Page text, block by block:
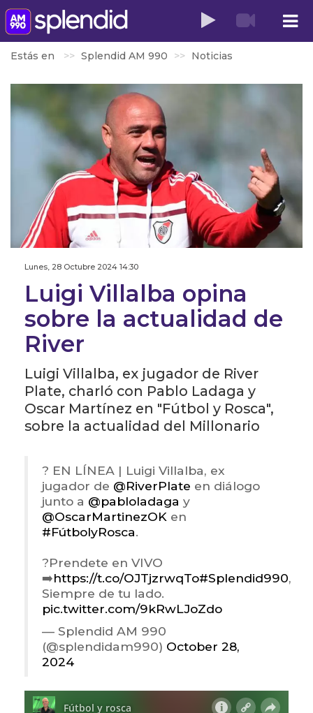
Estás en Splendid AM 990 Noticias
Lunes, 28 Octubre 2024 14:30
Luigi Villalba opina
sobre la actualidad de
River
Luigi Villalba, ex jugador de River
Plate, charló con Pablo Ladaga y
Oscar Martínez en "Fútbol y Rosca",
sobre la actualidad del Millonario
? EN LÍNEA | Luigi Villalba, ex
jugador de @RiverPlate en diálogo
junto a @pabloladaga y
@OscarMartinezOK en
#FútbolyRosca.
?Prendete en VIVO
➡️https://t.co/OJTjzrwqTo#Splendid990,
Siempre de tu lado.
pic.twitter.com/9kRwLJoZdo
— Splendid AM 990
(@splendidam990) October 28,
2024